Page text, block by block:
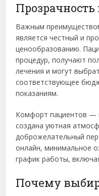
Важным
является честный и
ценообразованию.
процедур, получают
лечения и могут
соответствующее
показаниям.
Комфорт пациентов —
создана уютная
доброжелательный
онлайн, минимальное
график работы,
Почему